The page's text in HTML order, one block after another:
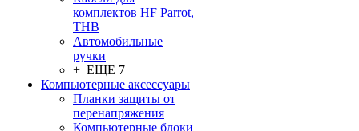
комплектов HF Parrot,
THB
Автомобильные
ручки
+ ЕЩЕ 7
Компьютерные аксессуары
Планки защиты от
перенапряжения
Компьютерные блоки